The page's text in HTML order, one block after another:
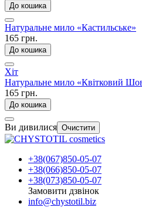
До кошика
Натуральне мило «Кастильське»
165 грн.
До кошика
Хіт
Натуральне мило «Квітковий
165 грн.
До кошика
Ви дивилися Очистити
+38(067)850-05-07
+38(066)850-05-07
+38(073)850-05-07
Замовити дзвінок
info@chystotil.biz